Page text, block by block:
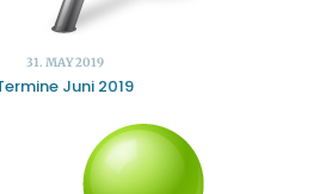
31. MAY 2019
Juni 2019